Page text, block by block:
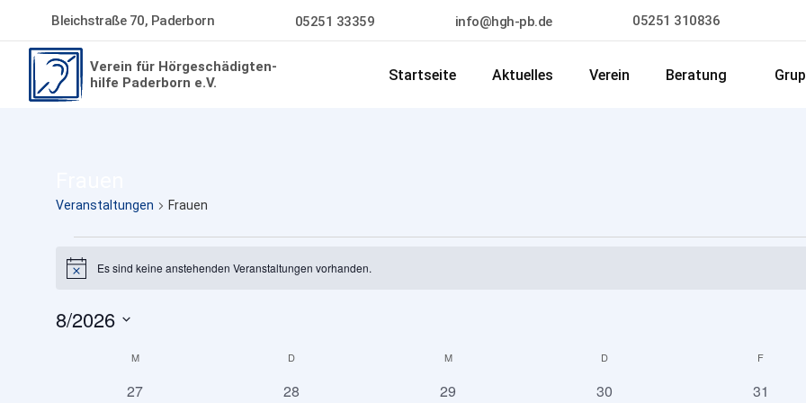
Bleichstraße 70, Paderborn 05251 33359 info@hgh-pb.de 05251 310836
Verein für Hörgeschädigten-
hilfe Paderborn e.V.
Startseite Aktuelles Verein Beratung
Veranstaltungen Frauen
Veranstaltungen
HinweisEs sind keine anstehenden Veranstaltungen vorhanden.
8/2026
Kalender
MMONTAG D MMITTWOCH DDONNERSTAG F
0
27
0
28
0
29
0
30
0
31